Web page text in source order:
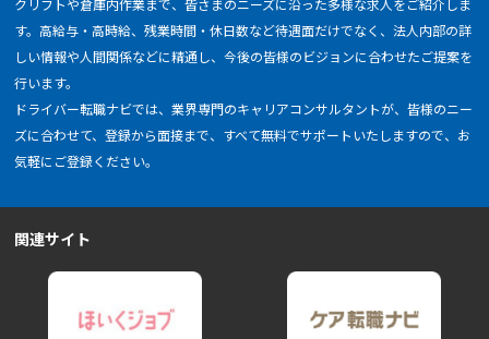
クリフトや倉庫内作業まで、皆さまのニーズに沿った多様な求人をご紹介しま
す。高給与・高時給、残業時間・休日数など待遇面だけでなく、法人内部の詳
しい情報や人間関係などに精通し、今後の皆様のビジョンに合わせたご提案を
行います。
ドライバー転職ナビでは、業界専門のキャリアコンサルタントが、皆様のニー
ズに合わせて、登録から面接まで、すべて無料でサポートいたしますので、お
気軽にご登録ください。
関連サイト